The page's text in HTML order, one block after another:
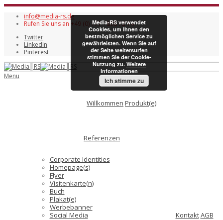
info@media-rs.de
Rufen Sie uns an +49 (0) 177 - 898 72 74
Twitter
LinkedIn
Pinterest
Menu
Willkommen Produkt(e)
Referenzen
Corporate Identities
Homepage(s)
Flyer
Visitenkarte(n)
Buch
Plakat(e)
Werbebanner
Social Media
KontaktAGB
Media-RS verwendet
Cookies, um Ihnen den
bestmöglichen Service zu
gewährleisten. Wenn Sie auf
der Seite weitersurfen
stimmen Sie der Cookie-
Nutzung zu. Weitere
Informationen
Ich stimme zu